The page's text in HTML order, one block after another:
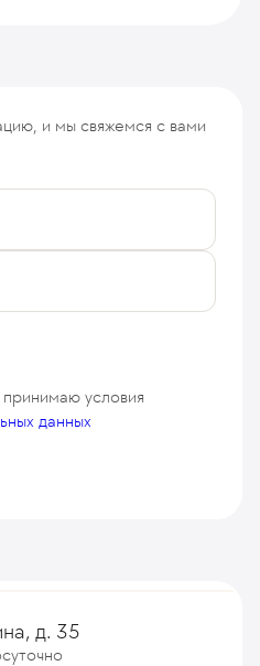
и мы свяжемся с вами
принимаю условия
данных
д. 35